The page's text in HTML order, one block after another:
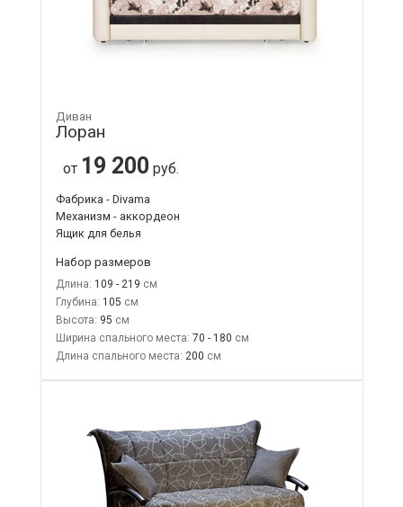
Диван
Лоран
от 19 200 руб.
Фабрика - Divama
Механизм - аккордеон
Ящик для белья
Набор размеров
Длина: 109 - 219
Глубина: 105
Высота: 95
Ширина спального места: 70 - 180
Длина спального места: 200